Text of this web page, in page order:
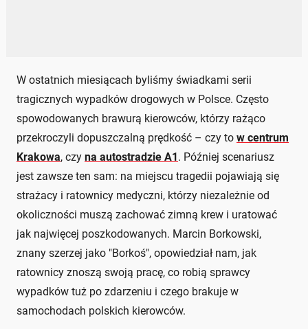
W ostatnich miesiącach byliśmy świadkami serii
tragicznych wypadków drogowych w Polsce. Często
spowodowanych brawurą kierowców, którzy rażąco
przekroczyli dopuszczalną prędkość – czy to w centrum
Krakowa, czy na autostradzie A1 . Później scenariusz
jest zawsze ten sam: na miejscu tragedii pojawiają się
strażacy i ratownicy medyczni, którzy niezależnie od
okoliczności muszą zachować zimną krew i uratować
jak najwięcej poszkodowanych. Marcin Borkowski,
znany szerzej jako "Borkoś", opowiedział nam, jak
ratownicy znoszą swoją pracę, co robią sprawcy
wypadków tuż po zdarzeniu i czego brakuje w
samochodach polskich kierowców.